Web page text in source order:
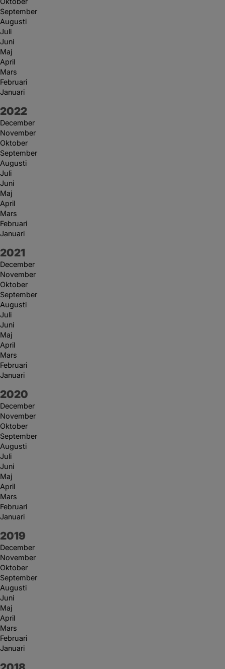
September
Augusti
Juli
Juni
Maj
April
Mars
Februari
Januari
År:
2022
December
November
Oktober
September
Augusti
Juli
Juni
Maj
April
Mars
Februari
Januari
År:
2021
December
November
Oktober
September
Augusti
Juli
Juni
Maj
April
Mars
Februari
Januari
År:
2020
December
November
Oktober
September
Augusti
Juli
Juni
Maj
April
Mars
Februari
Januari
År:
2019
December
November
Oktober
September
Augusti
Juni
Maj
April
Mars
Februari
Januari